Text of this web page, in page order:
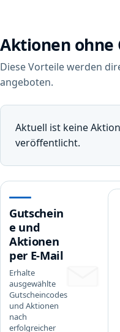
Aktionen ohne
Diese Vorteile werden
angeboten.
Aktuell ist keine
veröffentlicht.
Gutschein
e und
Aktionen
per E-Mail
Erhalte
ausgewählte
Gutscheincodes
und Aktionen
nach
erfolgreicher